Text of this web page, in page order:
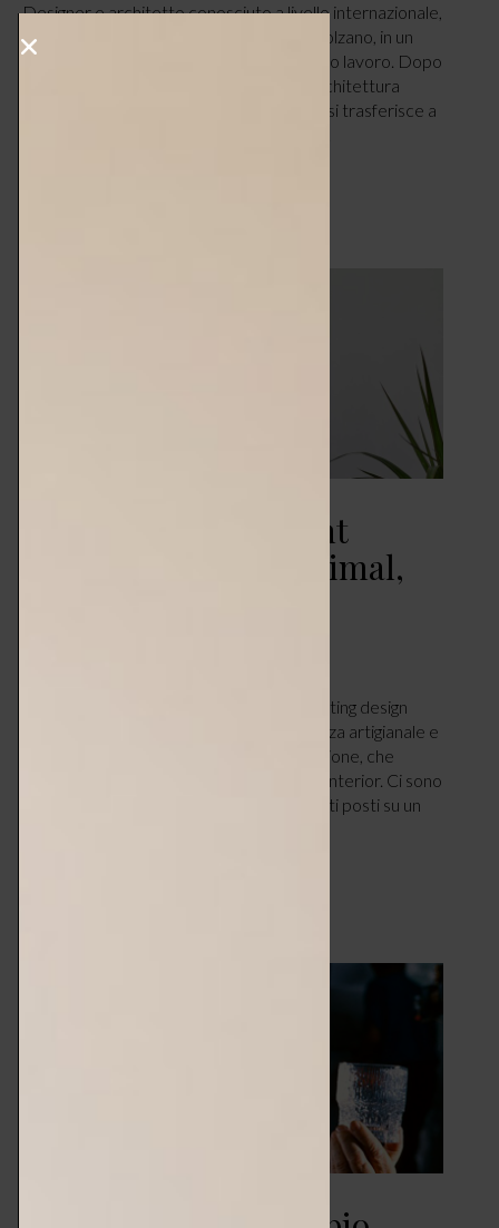
Designer e architetto conosciuto a livello internazionale,
Matteo Thun nasce il 17 giugno 1952 a Bolzano, in un
territorio che ha influito moltissimo nel suo lavoro. Dopo
l’Accademia di Salisburgo e la laurea in architettura
presso l’Università degli Studi di Firenze, si trasferisce a
Stick Elite di Matlight
Milano – design minimal,
di Sara Gecchelin. Il brand milanese di lighting design
decorativo, capace di coniugare eccellenza artigianale e
soluzioni high-end, lancia una nuova collezione, che
trasforma la luce in un colorato gioiello d’interior. Ci sono
dettagli che si fanno subito notare. Oggetti posti su un